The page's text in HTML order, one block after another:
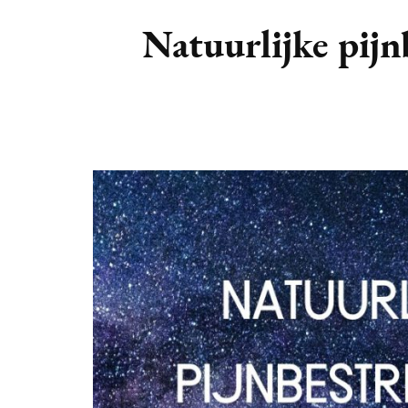
PLANETEN &
Natuurlijke